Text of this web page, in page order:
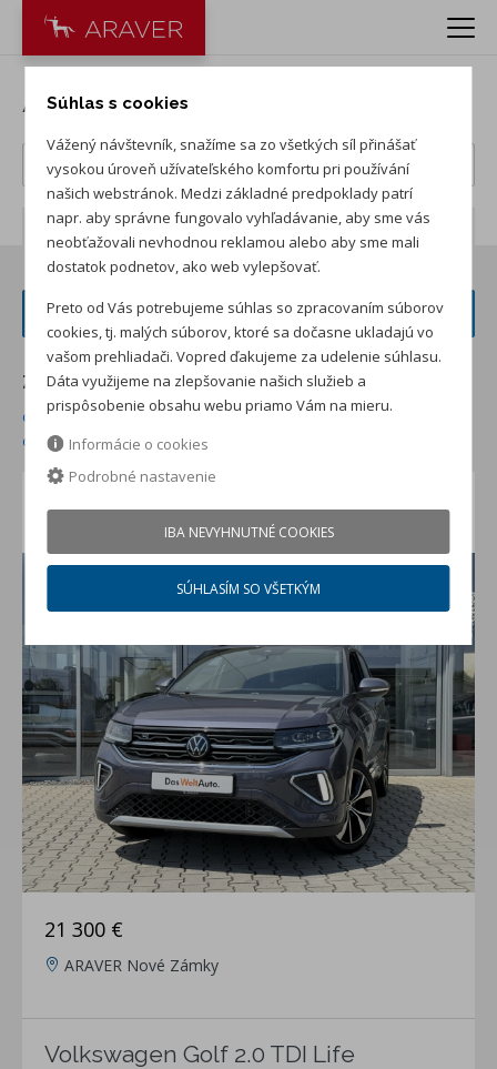
Autá Volkswagen
Počet záznamov: 162
FILTER VOZIDIEL
Zoradiť podľa:
od najnižšej ceny skladom
od najvyššej ceny skladom
od najvyššej zľavy
od najnižšej ceny
VW T-Cross 1.0 TSI R-Line Limited
jazdené auto (rok 2025, 19700 km)
21 300 €
ARAVER Nové Zámky
Volkswagen Golf 2.0 TDI Life
Súhlas s cookies
Vážený návštevník, snažíme sa zo všetkých síl přinášať
vysokou úroveň užívateľského komfortu pri používání
našich webstránok. Medzi základné predpoklady patrí
napr. aby správne fungovalo vyhľadávanie, aby sme vás
neobťažovali nevhodnou reklamou alebo aby sme mali
dostatok podnetov, ako web vylepšovať.
Preto od Vás potrebujeme súhlas so zpracovaním súborov
cookies, tj. malých súborov, ktoré sa dočasne ukladajú vo
vašom prehliadači. Vopred ďakujeme za udelenie súhlasu.
Dáta využijeme na zlepšovanie našich služieb a
prispôsobenie obsahu webu priamo Vám na mieru.
Informácie o cookies
Podrobné nastavenie
IBA NEVYHNUTNÉ COOKIES
SÚHLASÍM SO VŠETKÝM